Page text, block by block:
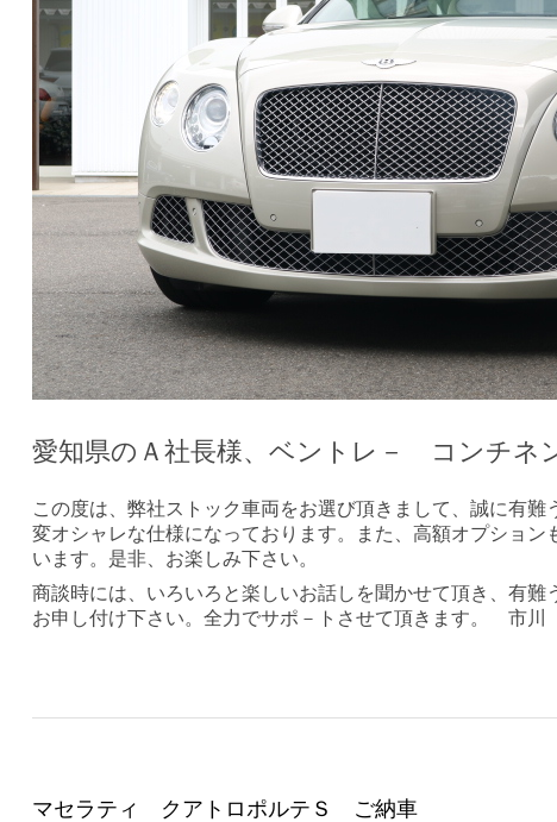
愛知県のＡ社長様、ベントレ－ コンチネ
この度は、弊社ストック車両をお選び頂きまして、誠に有
変オシャレな仕様になっております。また、高額オプショ
います。是非、お楽しみ下さい。
商談時には、いろいろと楽しいお話しを聞かせて頂き、有
お申し付け下さい。全力でサポ－トさせて頂きます。 市川
マセラティ クアトロポルテＳ ご納車